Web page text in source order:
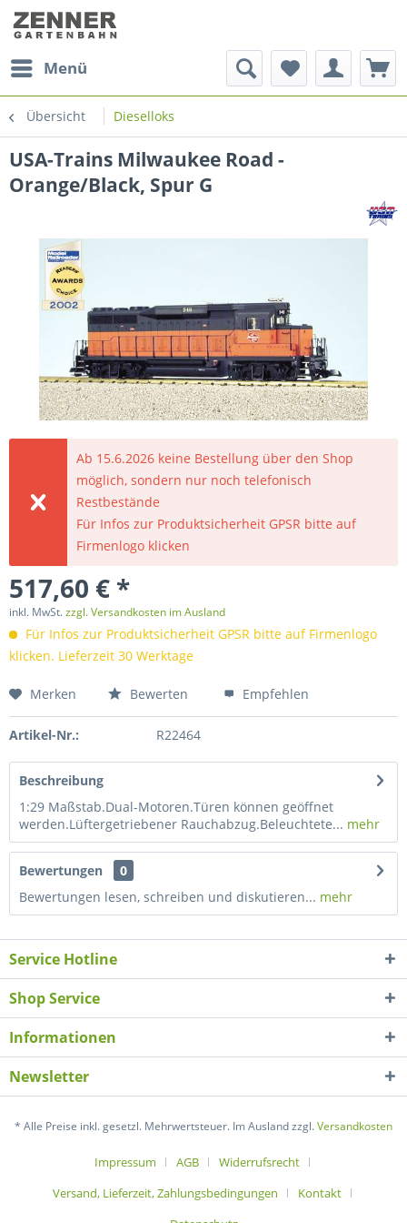
Menü
Übersicht Dieselloks
USA-Trains Milwaukee Road -
Orange/Black, Spur G
Ab 15.6.2026 keine Bestellung über den Shop
möglich, sondern nur noch telefonisch
Restbestände
Für Infos zur Produktsicherheit GPSR bitte auf
Firmenlogo klicken
517,60 € *
inkl. MwSt.zzgl. Versandkosten im Ausland
Für Infos zur Produktsicherheit GPSR bitte auf Firmenlogo
klicken. Lieferzeit 30 Werktage
Merken Bewerten Empfehlen
Artikel-Nr.: R22464
Beschreibung
1:29 Maßstab.Dual-Motoren.Türen können geöffnet
werden.Lüftergetriebener Rauchabzug.Beleuchtete... mehr
Bewertungen
0
Bewertungen lesen, schreiben und diskutieren... mehr
Service Hotline
Shop Service
Informationen
Newsletter
* Alle Preise inkl. gesetzl. Mehrwertsteuer. Im Ausland zzgl.Versandkosten
Impressum AGB
Widerrufsrecht
Versand, Lieferzeit, Zahlungsbedingungen
Kontakt